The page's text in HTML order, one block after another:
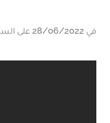
في 28/06/2022 على الساعة 08:00